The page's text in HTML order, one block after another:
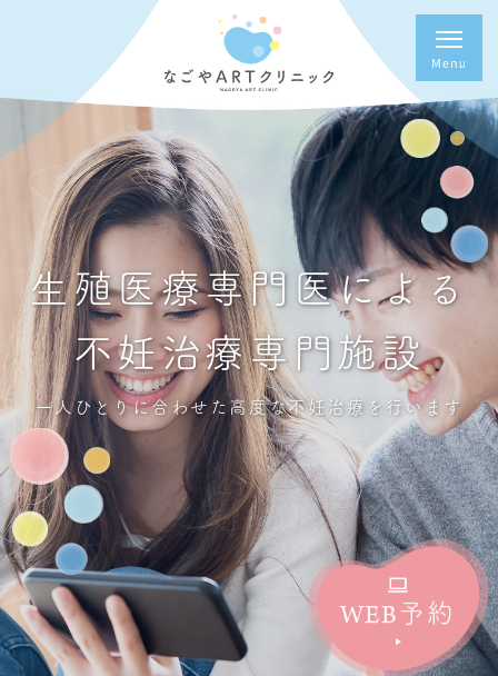
生殖医療専門医による
不妊治療専門施設
一人ひとりに合わせた高度な不妊治療を行います
WEB予約